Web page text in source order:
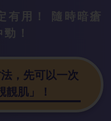
有用！ 隨時暗瘡
！
，先可以一次
靚肌」！